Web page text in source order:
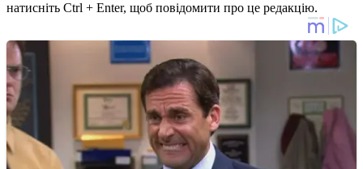
натисніть Ctrl + Enter, щоб повідомити про це редакцію.